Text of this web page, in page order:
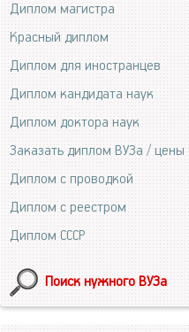
Диплом магистра
Красный диплом
Диплом для иностранцев
Диплом кандидата наук
Диплом доктора наук
Заказать диплом ВУЗа / цены
Диплом с проводкой
Диплом с реестром
Диплом СССР
Поиск нужного ВУЗа